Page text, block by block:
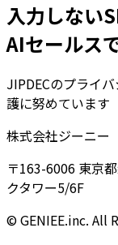
入力しない
AIセールス
JIPDECのプライ
護に努めています
株式会社ジーニー
〒163-6006 東京
クタワー5/6F
© GENIEE.inc. All